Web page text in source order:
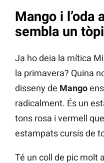
Mango i l’oda
sembla un
Ja ho deia la mítica
la primavera? Quina
disseny de Mango
radicalment. És un
tons rosa i vermell
estampats cursis de
Té un coll de pic molt